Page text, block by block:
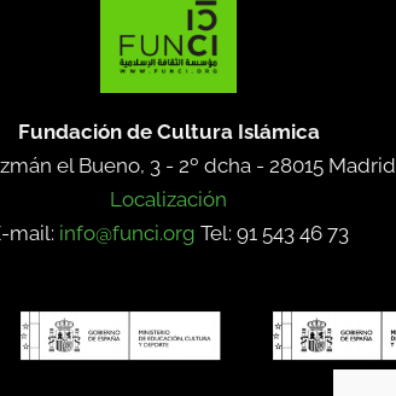
Fundación de Cultura Islámica
el Bueno, 3 - 2º dcha - 28015 Madrid
Localización
mail: info@funci.org Tel: 91 543 46 73